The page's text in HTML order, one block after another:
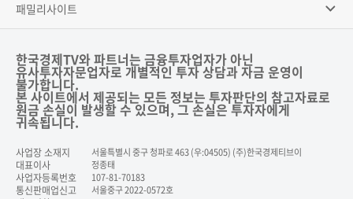
패밀리사이트
한국경제TV와 파트너는 금융투자업자가 아닌
유사투자자문업자로 개별적인 투자 상담과 자금 운영이
불가합니다.
본 사이트에서 제공되는 모든 정보는 투자판단의 참고자료로
원금 손실이 발생할 수 있으며, 그 손실은 투자자에게
귀속됩니다.
사업장 소재지 서울특별시 중구 청파로 463 (우:04505) (주)한국경제티브이
대표이사 정종태
사업자등록번호 107-81-70183
통신판매업신고 서울중구 2022-0572호